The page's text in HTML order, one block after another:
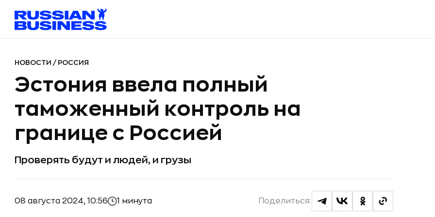
НОВОСТИ / РОССИЯ
Эстония ввела полный
таможенный контроль на
границе с Россией
Проверять будут и людей, и грузы
08 августа 2024, 10:56 1 минута Поделиться: